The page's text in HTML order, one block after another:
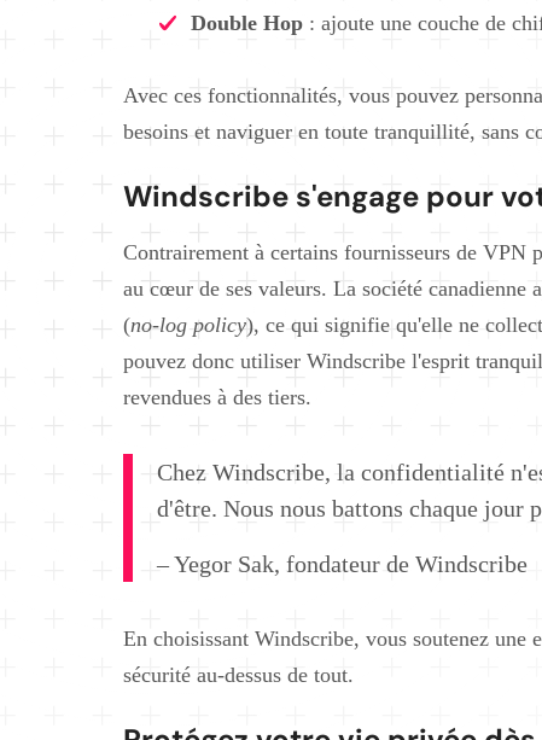
Double Hop : ajoute une couche de
Avec ces fonctionnalités, vous pouvez
besoins et naviguer en toute tranquillité, sans
Windscribe s'engage pour
Contrairement à certains fournisseurs de
au cœur de ses valeurs. La société canadienne
(no-log policy), ce qui signifie qu'elle ne
pouvez donc utiliser Windscribe l'esprit
revendues à des tiers.
Chez Windscribe, la confidentialité
d'être. Nous nous battons chaque
– Yegor Sak, fondateur de Windscribe
En choisissant Windscribe, vous soutenez
sécurité au-dessus de tout.